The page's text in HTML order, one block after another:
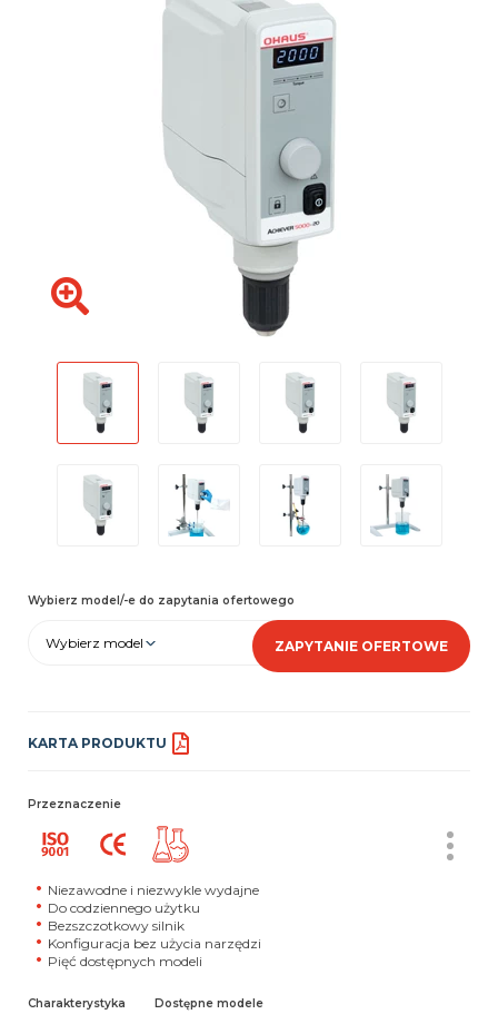
Wybierz model/-e do zapytania ofertowego
Wybierz model ZAPYTANIE OFERTOWE
KARTA PRODUKTU
Przeznaczenie
Niezawodne i niezwykle wydajne
Do codziennego użytku
Bezszczotkowy silnik
Konfiguracja bez użycia narzędzi
Pięć dostępnych modeli
Charakterystyka Dostępne modele